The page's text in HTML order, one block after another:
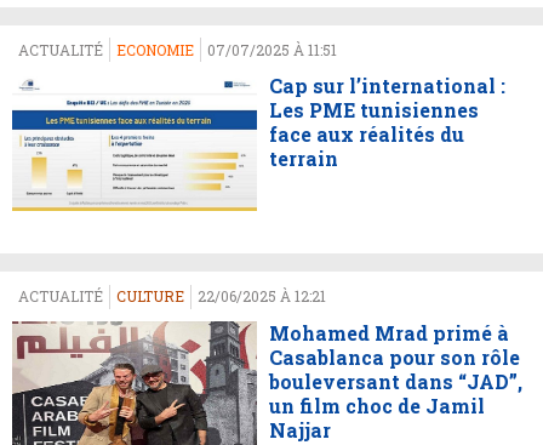
ACTUALITÉ ECONOMIE 07/07/2025 À 11:51
Cap sur l’international :
Les PME tunisiennes
face aux réalités du
terrain
ACTUALITÉ CULTURE 22/06/2025 À 12:21
Mohamed Mrad primé à
Casablanca pour son rôle
bouleversant dans “JAD”,
un film choc de Jamil
Najjar